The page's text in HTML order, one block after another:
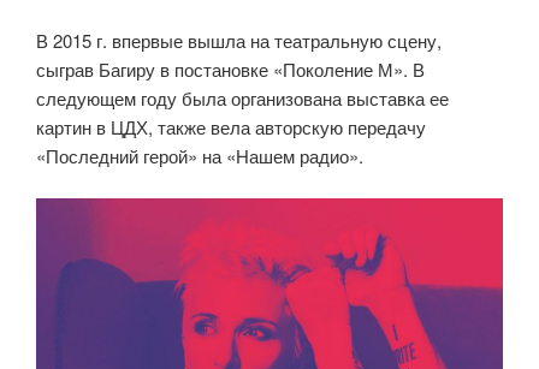
В 2015 г. впервые вышла на театральную сцену,
сыграв Багиру в постановке «Поколение М». В
следующем году была организована выставка ее
картин в ЦДХ, также вела авторскую передачу
«Последний герой» на «Нашем радио».